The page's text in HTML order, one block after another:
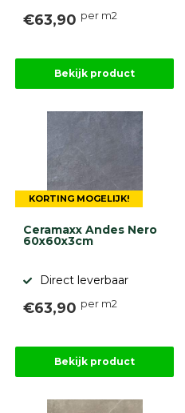
€63,90 per m2
Bekijk product
KORTING MOGELIJK!
Ceramaxx Andes Nero
60x60x3cm
Direct leverbaar
€63,90 per m2
Bekijk product